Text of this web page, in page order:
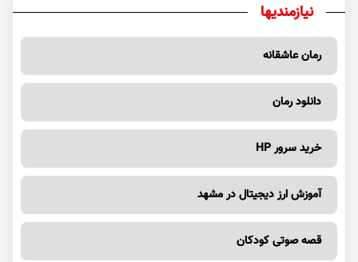
نیازمندیها
رمان عاشقانه
دانلود رمان
خرید سرور HP
آموزش ارز دیجیتال در مشهد
قصه صوتی کودکان